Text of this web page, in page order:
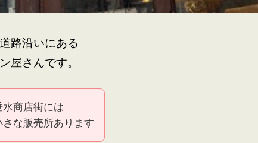
路沿いにある
屋さんです。
水商店街には
さな販売所あります